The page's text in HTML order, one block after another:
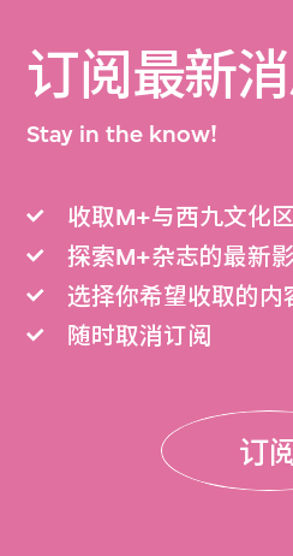
订阅最新消
Stay in the know!
收取M+与西九文化
探索M+杂志的最新
选择你希望收取的内
随时取消订阅
订阅